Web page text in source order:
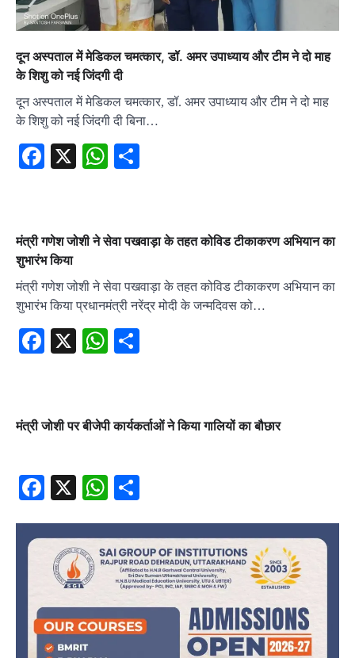
दून अस्पताल में मेडिकल चमत्कार, डॉ. अमर उपाध्याय और टीम ने दो माह
के शिशु को नई जिंदगी दी
दून अस्पताल में मेडिकल चमत्कार, डॉ. अमर उपाध्याय और टीम ने दो माह
के शिशु को नई जिंदगी दी बिना…
Facebook
X WhatsApp
मंत्री गणेश जोशी ने सेवा पखवाड़ा के तहत कोविड टीकाकरण अभियान का
शुभारंभ किया
मंत्री गणेश जोशी ने सेवा पखवाड़ा के तहत कोविड टीकाकरण अभियान का
शुभारंभ किया प्रधानमंत्री नरेंद्र मोदी के जन्मदिवस को…
Facebook
X WhatsApp
मंत्री जोशी पर बीजेपी कार्यकर्ताओं ने किया गालियों का बौछार
Facebook
X WhatsApp